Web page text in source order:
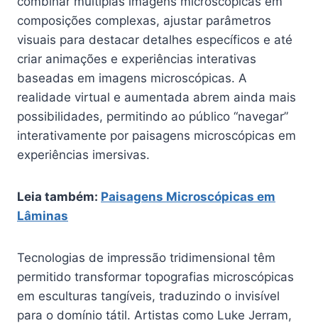
composições complexas, ajustar parâmetros
visuais para destacar detalhes específicos e até
criar animações e experiências interativas
baseadas em imagens microscópicas. A
realidade virtual e aumentada abrem ainda mais
possibilidades, permitindo ao público “navegar”
interativamente por paisagens microscópicas em
experiências imersivas.
Leia também: Paisagens Microscópicas em
Lâminas
Tecnologias de impressão tridimensional têm
permitido transformar topografias microscópicas
em esculturas tangíveis, traduzindo o invisível
para o domínio tátil. Artistas como Luke Jerram,